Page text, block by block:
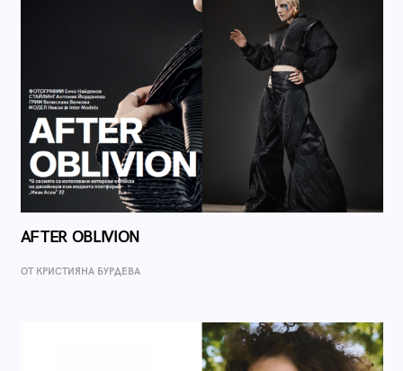
AFTER OBLIVION
ОТ КРИСТИЯНА БУРДЕВА